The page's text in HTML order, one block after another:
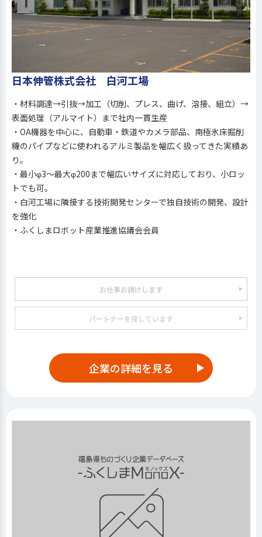
日本伸管株式会社 白河工場
・材料調達→引抜→加工（切削、プレス、曲げ、溶接、組立）→
表面処理（アルマイト）まで社内一貫生産
・OA機器を中心に、自動車・鉄道やカメラ部品、南極氷床掘削
機のパイプなどに使われるアルミ製品を幅広く扱ってきた実績あ
り。
・最小φ3～最大φ200まで幅広いサイズに対応しており、小ロッ
トでも可。
・白河工場に隣接する技術開発センターで独自技術の開発、設計
を強化
・ふくしまロボット産業推進協議会会員
お仕事お請けします
パートナーを探しています
企業の詳細を見る